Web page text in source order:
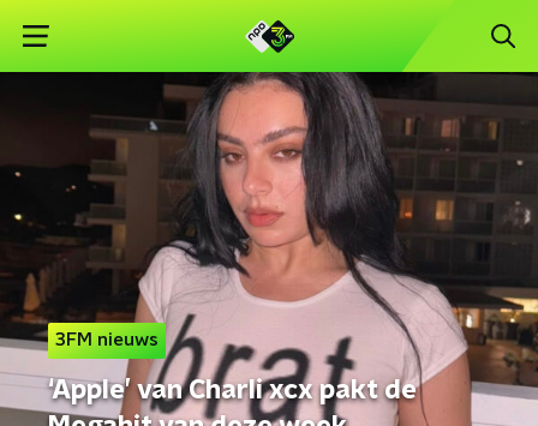
3FM nieuws
‘Apple’ van Charli xcx pakt de